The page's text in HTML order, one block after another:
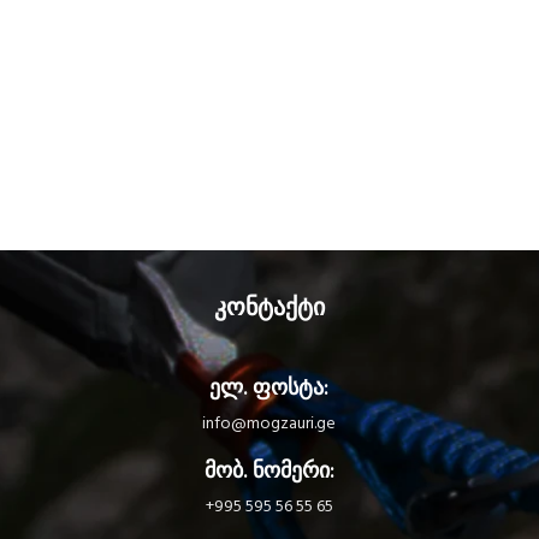
კონტაქტი
ელ. ფოსტა:
info@mogzauri.ge
მობ. ნომერი:
+995 595 56 55 65